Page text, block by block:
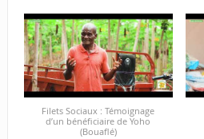
Filets Sociaux : Témoignage
d’un bénéficiaire de Yoho
(Bouaflé)